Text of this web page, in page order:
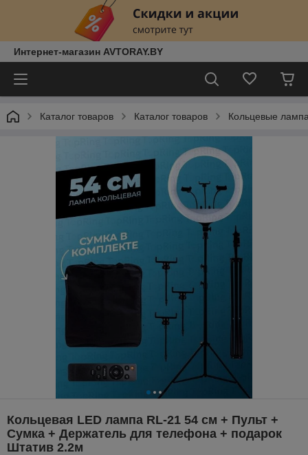
Интернет-магазин AVTORAY.BY
Каталог товаров Каталог товаров Кольцевые
Кольцевая LED лампа RL-21 54 см + Пульт +
Сумка + Держатель для телефона + подарок
Штатив 2.2м